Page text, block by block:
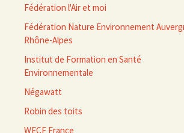
Fédération l'Air et moi
Fédération Nature Environnement
Rhône-Alpes
Institut de Formation en Santé
Environnementale
Négawatt
Robin des toits
WECF France